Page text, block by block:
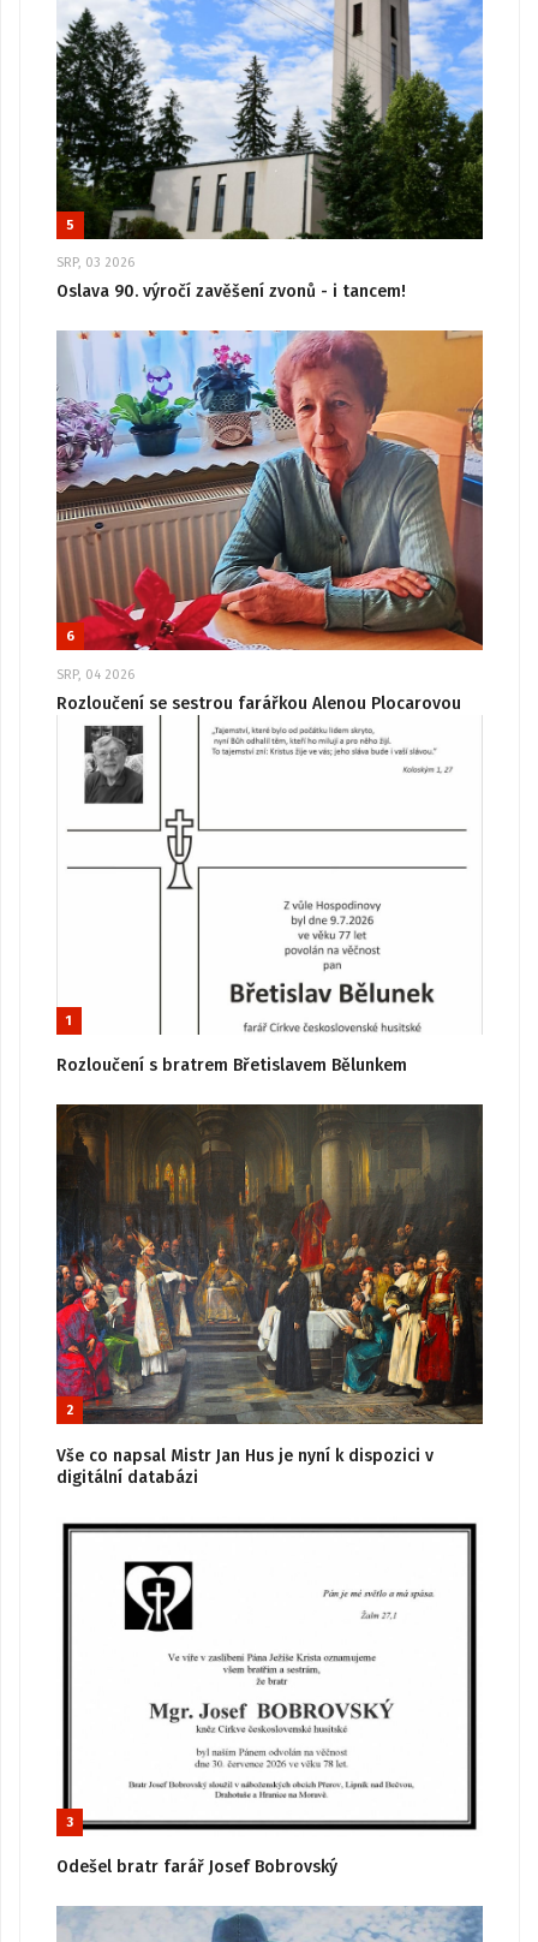
5
SRP, 03 2026
Oslava 90. výročí zavěšení zvonů - i tancem!
6
SRP, 04 2026
Rozloučení se sestrou farářkou Alenou Plocarovou
1
Rozloučení s bratrem Břetislavem Bělunkem
2
Vše co napsal Mistr Jan Hus je nyní k dispozici v
digitální databázi
3
Odešel bratr farář Josef Bobrovský